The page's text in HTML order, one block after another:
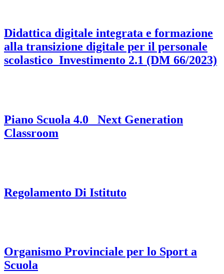
Didattica digitale integrata e formazione
alla transizione digitale per il personale
scolastico_Investimento 2.1 (DM 66/2023)
Piano Scuola 4.0_ Next Generation
Classroom
Regolamento Di Istituto
Organismo Provinciale per lo Sport a
Scuola